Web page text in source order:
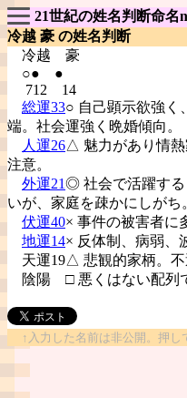
21世紀の姓名判断命名
冷越 豪 の姓名判断
冷越 豪
○● ●
712 14
総運33○ 自己顕示欲強く
端。社会運強く晩婚傾向。
人運26△ 魅力があり情
注意。
外運21◎ 社会で活躍する
いが、家庭を疎かにしがち
伏運40× 事件の被害者に
地運14× 反体制、病弱、
天運19△ 悲観的家柄。不
陰陽 □ 悪くはない配列
↑入力した名前は非公開。押し